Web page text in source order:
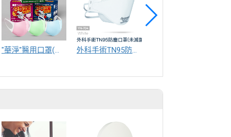
"華淨"醫用口罩(未滅菌) 3D兒童款 外科手術TN95防塵口罩